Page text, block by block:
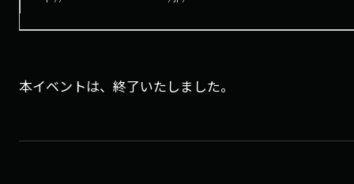
本イベントは、終了いたしました。